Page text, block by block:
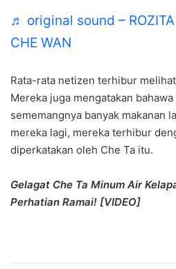
♬ original sound – ROZITA
CHE WAN
Rata-rata netizen terhibur
Mereka juga mengatakan
sememangnya banyak makanan
mereka lagi, mereka terhibur
diperkatakan oleh Che Ta itu.
Gelagat Che Ta Minum Air
Perhatian Ramai! [VIDEO]